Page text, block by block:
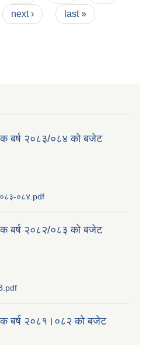
next › last »
बर्ष २०८३/०८४ को बजेट
०८४.pdf
बर्ष २०८२/०८३ को बजेट
बर्ष २०८१।०८२ को बजेट